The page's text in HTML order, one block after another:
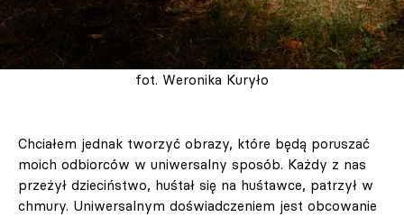
fot. Weronika Kuryło
Chciałem jednak tworzyć obrazy, które będą poruszać
moich odbiorców w uniwersalny sposób. Każdy z nas
przeżył dzieciństwo, huśtał się na huśtawce, patrzył w
chmury. Uniwersalnym doświadczeniem jest obcowanie